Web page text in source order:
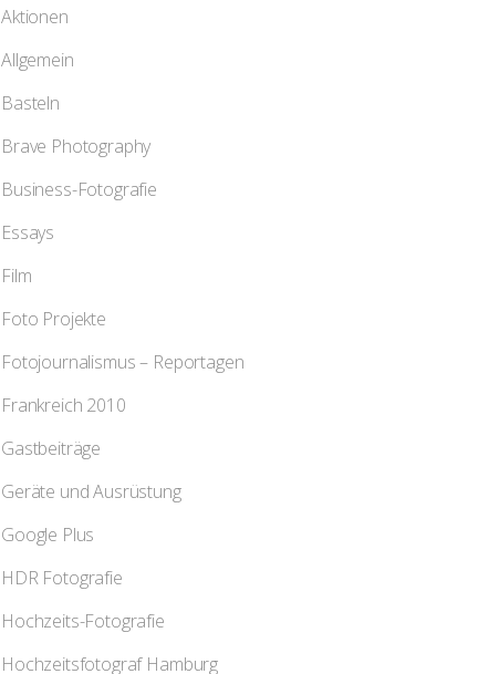
Aktionen
Allgemein
Basteln
Brave Photography
Business-Fotografie
Essays
Film
Foto Projekte
Fotojournalismus – Reportagen
Frankreich 2010
Gastbeiträge
Geräte und Ausrüstung
Google Plus
HDR Fotografie
Hochzeits-Fotografie
Hochzeitsfotograf Hamburg